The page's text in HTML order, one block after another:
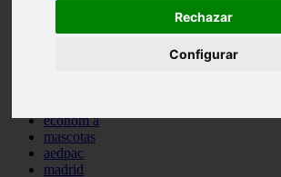
Rechazar
Configurar
cr a
especies invasoras
econom a
mascotas
aedpac
madrid